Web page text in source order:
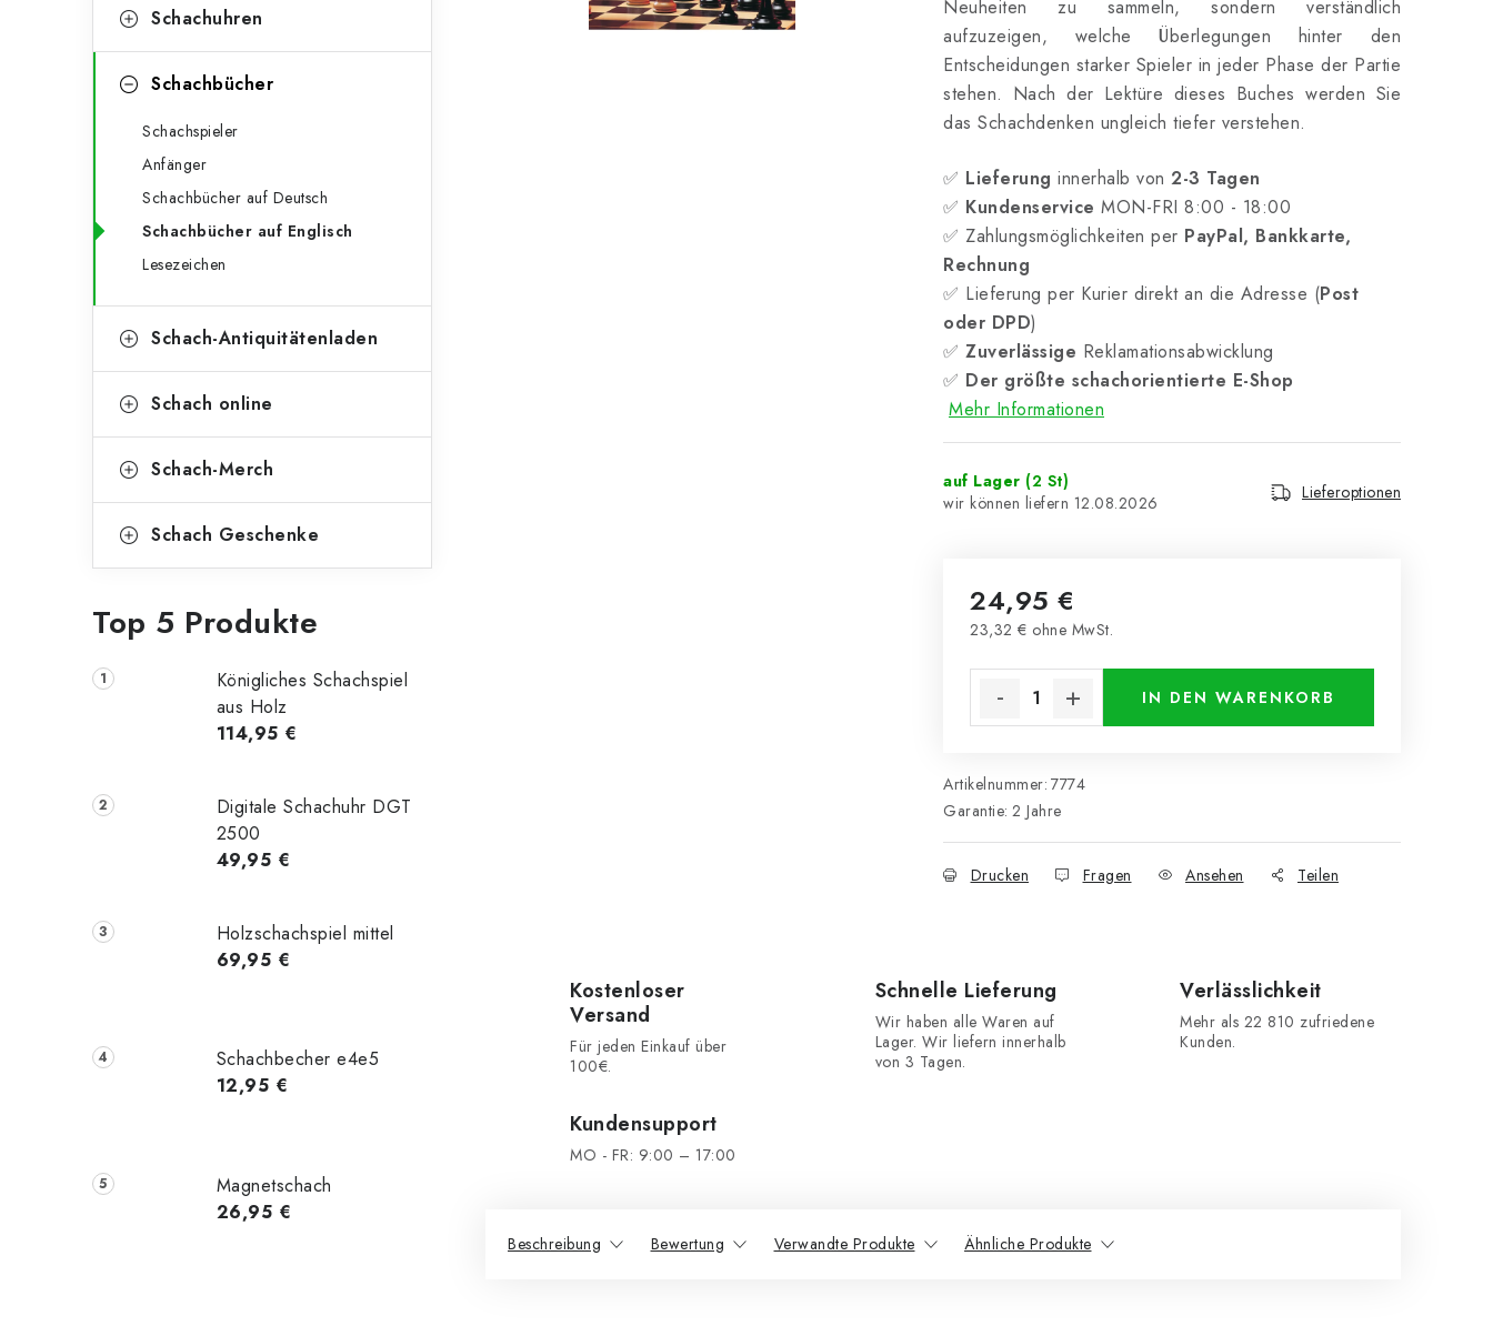
e
Schachuhren
Schachbücher
Schachspieler
Anfänger
Schachbücher auf Deutsch
Schachbücher auf Englisch
Lesezeichen
Schach-Antiquitätenladen
Schach online
Schach-Merch
Schach Geschenke
Top 5 Produkte
Königliches Schachspiel
aus Holz
114,95 €
Digitale Schachuhr DGT
2500
49,95 €
Holzschachspiel mittel
69,95 €
Schachbecher e4e5
12,95 €
Magnetschach
26,95 €
Neuheiten zu sammeln, sondern verständlich
aufzuzeigen, welche Überlegungen hinter den
Entscheidungen starker Spieler in jeder Phase der Partie
stehen. Nach der Lektüre dieses Buches werden Sie
das Schachdenken ungleich tiefer verstehen.
✅ Lieferung innerhalb von 2-3 Tagen
✅ Kundenservice MON-FRI 8:00 - 18:00
✅ Zahlungsmöglichkeiten per PayPal, Bankkarte,
Rechnung
✅ Lieferung per Kurier direkt an die Adresse (Post
oder DPD)
✅ Zuverlässige Reklamationsabwicklung
✅ Der größte schachorientierte E-Shop
Mehr Informationen
auf Lager (2 St)
12.08.2026
Lieferoptionen
24,95 €
23,32 € ohne MwSt.
IN DEN WARENKORB
Artikelnummer: 7774
Garantie: 2 Jahre
Drucken Fragen Ansehen Teilen
Kostenloser
Versand
Für jeden Einkauf über
100€.
Schnelle Lieferung
Wir haben alle Waren auf
Lager. Wir liefern innerhalb
von 3 Tagen.
Verlässlichkeit
Mehr als 22 810 zufriedene
Kunden.
Kundensupport
MO - FR: 9:00 – 17:00
Beschreibung Bewertung Verwandte Produkte Ähnliche Produkte